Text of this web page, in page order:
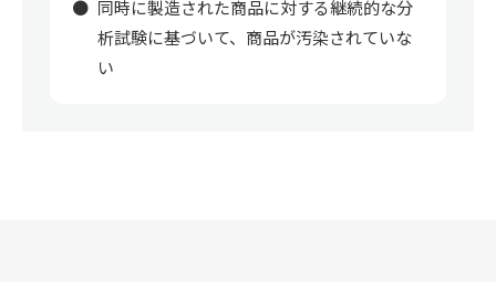
同時に製造された商品に対する継続的な分
析試験に基づいて、商品が汚染されていな
い